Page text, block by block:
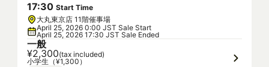
17:30 Start Time
大丸東京店 11階催事場
April 25, 2026 0:00 JST Sale Start
April 25, 2026 17:30 JST Sale Ended
一般
¥2,300(tax included)
小学生（¥1,300）